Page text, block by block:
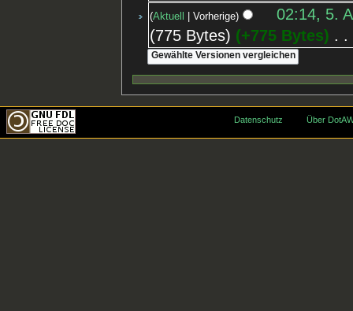
Aktuell Vorherige
02:14, 5.
775 Bytes
+775 Bytes
Datenschutz Über